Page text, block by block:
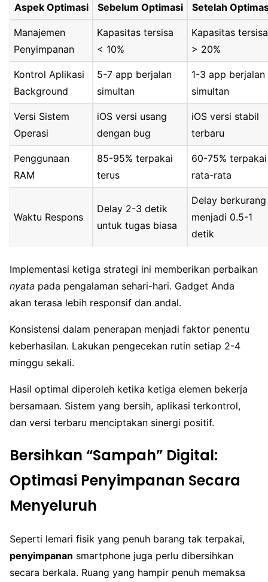
Aspek Optimasi Sebelum Optimasi Setelah
Manajemen
Penyimpanan
Kapasitas tersisa
< 10%
Kapasitas tersisa
> 20%
Kontrol Aplikasi
Background
5-7 app berjalan
simultan
1-3 app berjalan
simultan
Versi Sistem
Operasi
iOS versi usang
dengan bug
iOS versi stabil
terbaru
Penggunaan
RAM
85-95% terpakai
terus
60-75% terpakai
rata-rata
Waktu Respons
Delay 2-3 detik
untuk tugas biasa
Delay berkurang
menjadi 0.5-1
detik
Implementasi ketiga strategi ini memberikan perbaikan
nyata pada pengalaman sehari-hari. Gadget Anda
akan terasa lebih responsif dan andal.
Konsistensi dalam penerapan menjadi faktor penentu
keberhasilan. Lakukan pengecekan rutin setiap 2-4
minggu sekali.
Hasil optimal diperoleh ketika ketiga elemen bekerja
bersamaan. Sistem yang bersih, aplikasi terkontrol,
dan versi terbaru menciptakan sinergi positif.
Bersihkan “Sampah” Digital:
Optimasi Penyimpanan Secara
Menyeluruh
Seperti lemari fisik yang penuh barang tak terpakai,
penyimpanan smartphone juga perlu dibersihkan
secara berkala. Ruang yang hampir penuh memaksa